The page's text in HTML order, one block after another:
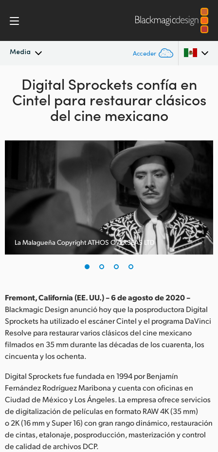
Media Acceder
Novedades
Archivo
Argentina
Australia
Austria
China
Denmark
France
India
Italy
Japan
Korea
Mexico
Malaysia
Netherlands
Digital Sprockets confía en
Cintel para restaurar clásicos
del cine mexicano
La Malagueña Copyright ATHOS OVERSEAS LTD
Fremont, California (EE. UU.) – 6 de agosto de 2020 –
Blackmagic Design anunció hoy que la posproductora Digital
Sprockets ha utilizado el escáner Cintel y el programa DaVinci
Resolve para restaurar varios clásicos del cine mexicano
filmados en 35 mm durante las décadas de los cuarenta, los
cincuenta y los ochenta.
Digital Sprockets fue fundada en 1994 por Benjamín
Fernández Rodríguez Maribona y cuenta con oficinas en
Ciudad de México y Los Ángeles. La empresa ofrece servicios
de digitalización de películas en formato RAW 4K (35 mm)
o 2K (16 mm y Super 16) con gran rango dinámico, restauración
de cintas, etalonaje, posproducción, masterización y control
de calidad de archivos DCP.